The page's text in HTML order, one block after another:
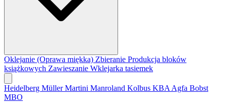
Oklejanie (Oprawa miękka) Zbieranie Produkcja bloków
książkowych Zawieszanie Wklejarka tasiemek
Heidelberg Müller Martini Manroland Kolbus KBA Agfa Bobst
MBO